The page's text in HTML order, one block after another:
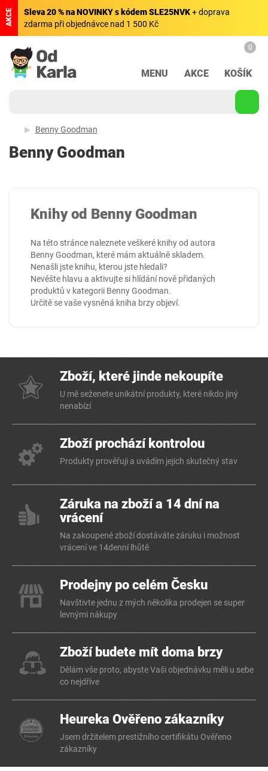
AKCE Sleva 20 % na NOVINKY s kódem SLE25NVK+ doprava
zdarma při objednávce nad 1 500 Kč
MENU AKCE
0
KOŠÍK
Benny Goodman
Benny Goodman
Knihy od Benny Goodman
Na této stránce naleznete veškeré knihy od autora
Benny Goodman, které mám aktuálně skladem.
Nenašli jste knihu, kterou jste hledali?
Nevěšte hlavu a aktivujte si hlídání nově přidaných
produktů v kategorii Benny Goodman.
Určitě se vaše vysněná kniha brzy objeví.
Zboží, které jinde nekoupíte
U mě seženete unikátní produkty, které nikdo jiný
nenabízí
Zboží prochází kontrolou
Produkty prověřuji a uvádím jejich skutečný stav
Záruka na zboží a 14 dní na
vrácení
Na zakoupené zboží dostáváte záruku i možnost
vrácení ve 14denní lhůtě
Prodejny po celém Česku
Navštivte jednu z mých několika prodejen se super
levnými nákupy
Zboží budete mít doma brzy
Dělám vše proto, abyste Vaši objednávku měli u sebe
co nejdříve
Heureka Ověřeno zákazníky
Jsem držitelem prestižního certifikátu Ověřeno
zákazníky